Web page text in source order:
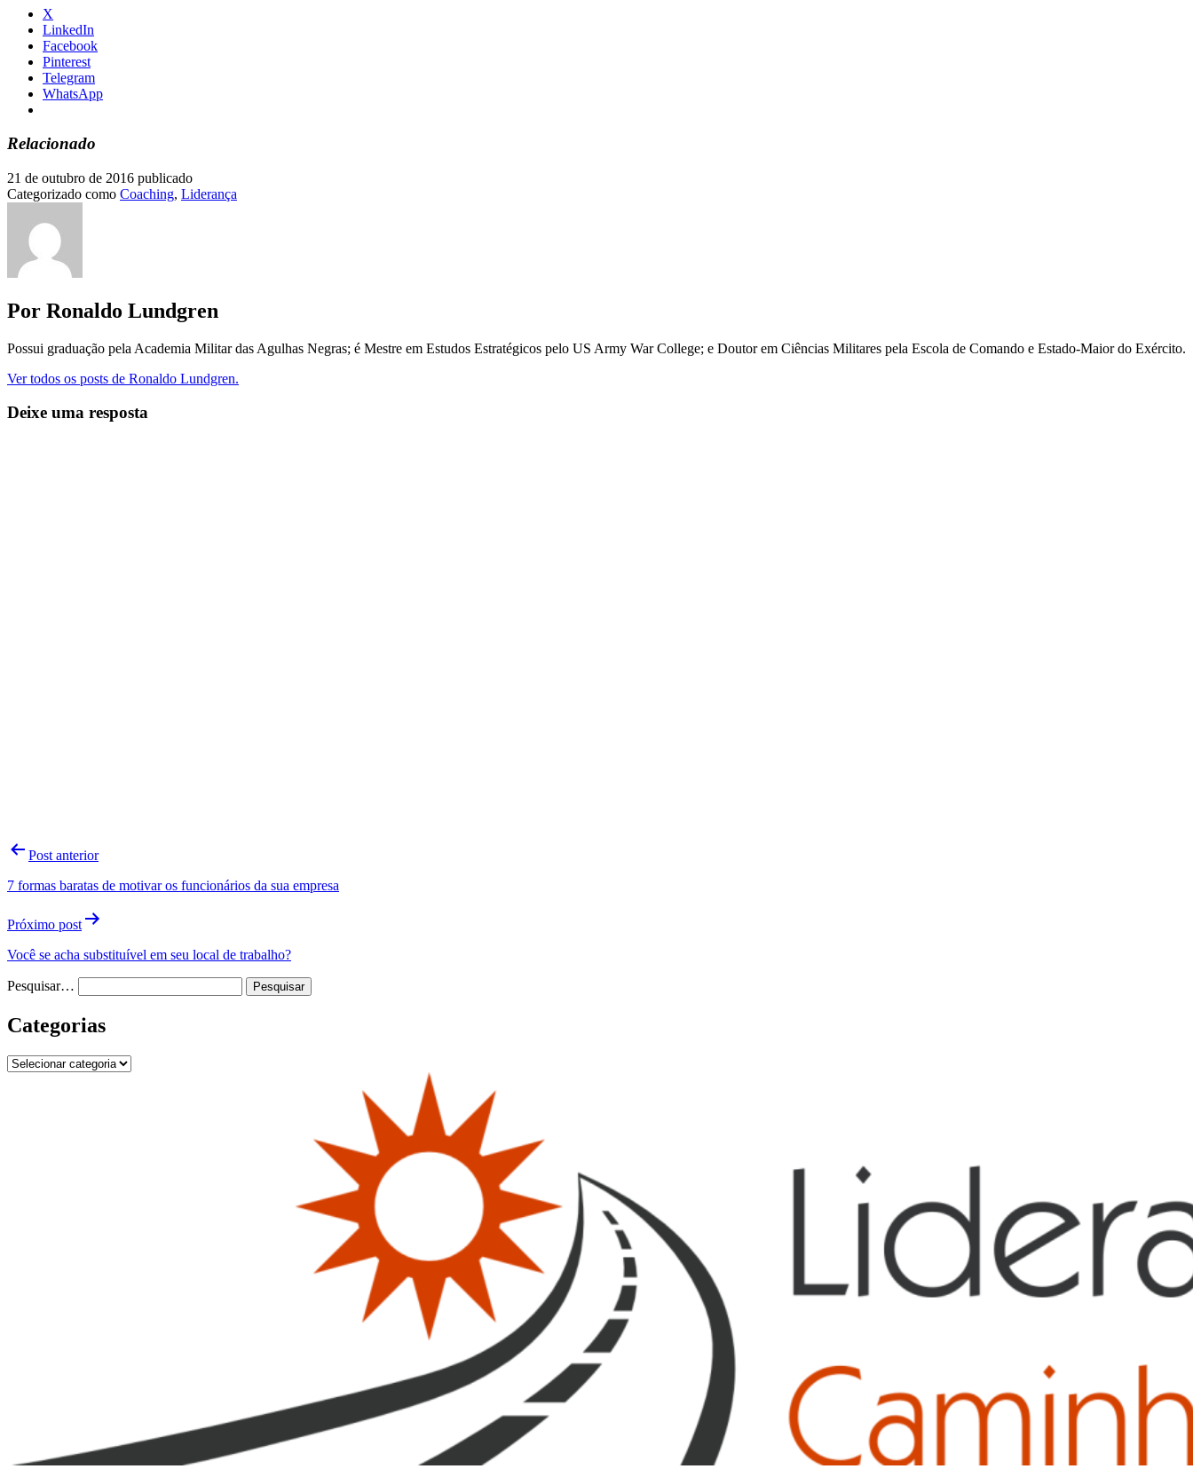
X
LinkedIn
Facebook
Pinterest
Telegram
WhatsApp
Relacionado
21 de outubro de 2016 publicado
Categorizado como Coaching, Liderança
Por Ronaldo Lundgren
Possui graduação pela Academia Militar das Agulhas Negras; é Mestre em Estudos Estratégicos pelo US Army War College; e Doutor em Ciências Militares pela Escola de Comando e Estado-Maior do Exército.
Ver todos os posts de Ronaldo Lundgren.
Deixe uma resposta
Navegação
Post
Post anterior
7 formas baratas de motivar os funcionários da sua empresa
Próximo post
Você se acha substituível em seu local de trabalho?
Pesquisar…
Categorias
Categorias